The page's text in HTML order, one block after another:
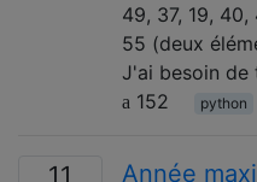
49, 37, 19,
55 (deux
J'ai besoin
152
python
11 Année